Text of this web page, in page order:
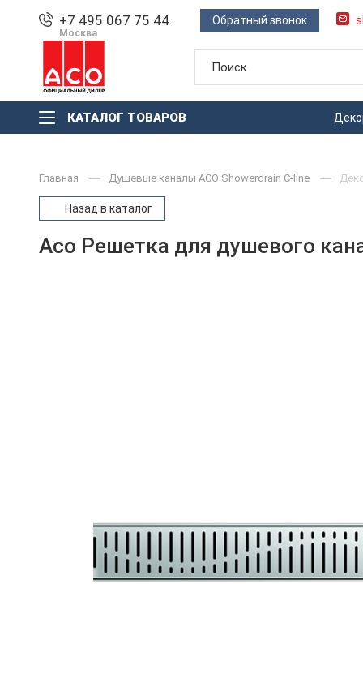
+7 495 067 75 44
Москва
Обратный звонок
КАТАЛОГ ТОВАРОВ
Главная Душевые каналы ACO Showerdrain С-line
Назад в каталог
Aco Решетка для душевого